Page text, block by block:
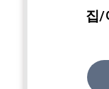
집/